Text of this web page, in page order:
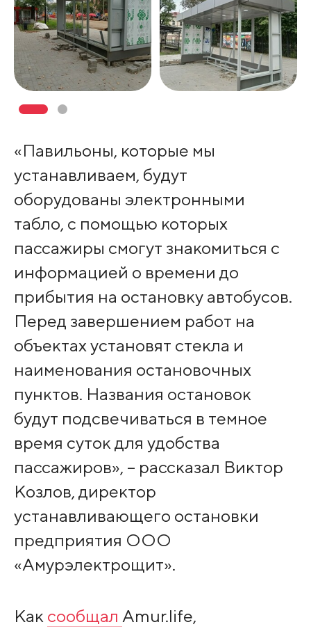
«Павильоны, которые мы
устанавливаем, будут
оборудованы электронными
табло, с помощью которых
пассажиры смогут знакомиться с
информацией о времени до
прибытия на остановку автобусов.
Перед завершением работ на
объектах установят стекла и
наименования остановочных
пунктов. Названия остановок
будут подсвечиваться в темное
время суток для удобства
пассажиров», – рассказал Виктор
Козлов, директор
устанавливающего остановки
предприятия ООО
«Амурэлектрощит».
Как сообщал Amur.life,